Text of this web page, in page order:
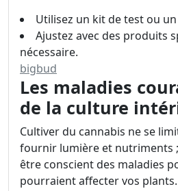
Utilisez un kit de test ou
Ajustez avec des produits
nécessaire.
bigbud
Les maladies
de la culture
Cultiver du cannabis ne se
fournir lumière et nutriments
être conscient des maladies
pourraient affecter vos plants.